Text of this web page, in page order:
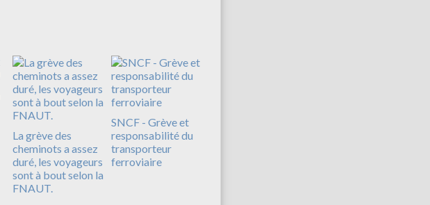
La grève des
cheminots a assez
duré, les voyageurs
sont à bout selon la
FNAUT.
SNCF - Grève et
responsabilité du
transporteur
ferroviaire